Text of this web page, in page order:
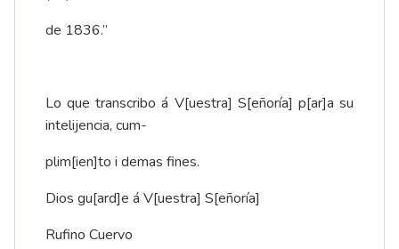
de 1836.”
Lo que transcribo á V[uestra] S[eñoría] p[ar]a su
intelijencia, cum-
plim[ien]to i demas fines.
Dios gu[ard]e á V[uestra] S[eñoría]
Rufino Cuervo